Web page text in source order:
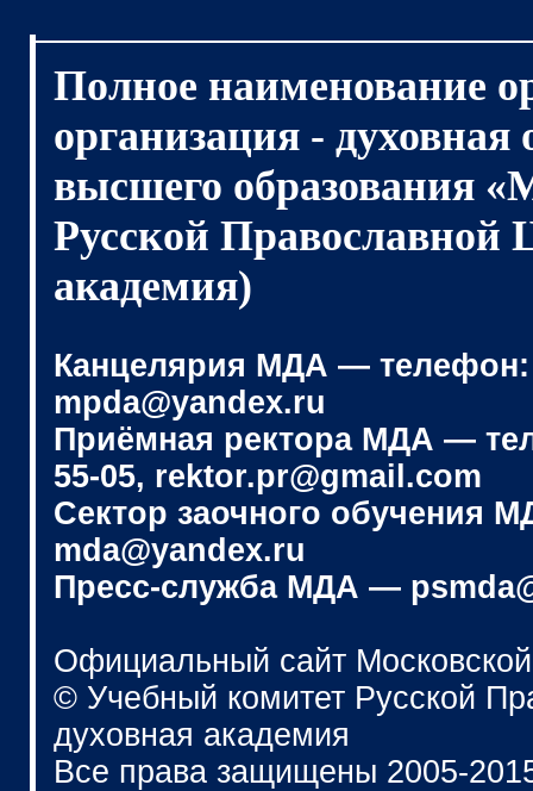
Полное наименование
организация - духовная
высшего образования
Русской Православной
академия)
Канцелярия МДА — телефон:
mpda@yandex.ru
Приёмная ректора МДА —
55-05, rektor.pr@gmail.com
Сектор заочного обучения
mda@yandex.ru
Пресс-служба МДА —
Официальный сайт
© Учебный комитет Русской
духовная академия
Все права защищены 2005-